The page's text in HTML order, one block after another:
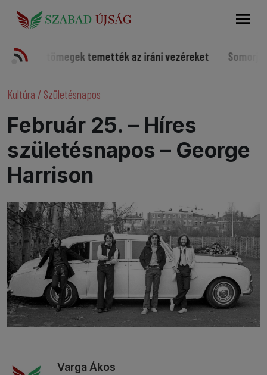
temették az iráni vezéreket Somorjai sportolók a
Kultúra / Születésnapos
Február 25. – Híres
születésnapos – George
Harrison
Varga Ákos